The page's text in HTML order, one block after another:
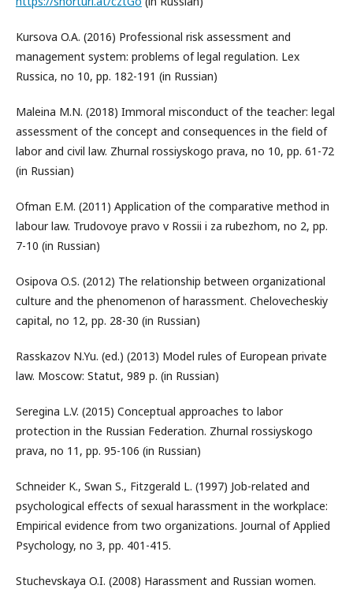
Kursova O.A. (2016) Professional risk assessment and
management system: problems of legal regulation. Lex
Russica, no 10, pp. 182-191 (in Russian)
Maleina M.N. (2018) Immoral misconduct of the teacher: legal
assessment of the concept and consequences in the field of
labor and civil law. Zhurnal rossiyskogo prava, no 10, pp. 61-72
(in Russian)
Ofman E.M. (2011) Application of the comparative method in
labour law. Trudovoye pravo v Rossii i za rubezhom, no 2, pp.
7-10 (in Russian)
Osipova O.S. (2012) The relationship between organizational
culture and the phenomenon of harassment. Chelovecheskiy
capital, no 12, pp. 28-30 (in Russian)
Rasskazov N.Yu. (ed.) (2013) Model rules of European private
law. Moscow: Statut, 989 p. (in Russian)
Seregina L.V. (2015) Conceptual approaches to labor
protection in the Russian Federation. Zhurnal rossiyskogo
prava, no 11, pp. 95-106 (in Russian)
Schneider K., Swan S., Fitzgerald L. (1997) Job-related and
psychological effects of sexual harassment in the workplace:
Empirical evidence from two organizations. Journal of Applied
Psychology, no 3, pp. 401-415.
Stuchevskaya O.I. (2008) Harassment and Russian women.